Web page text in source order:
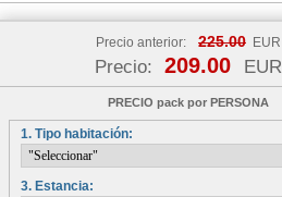
Precio anterior: 225.00 EUR
Precio: 209.00 EUR
PRECIO pack por PERSONA
1. Tipo habitación:
3. Estancia: